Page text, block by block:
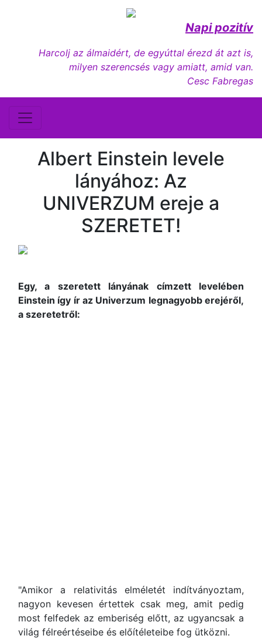
Napi pozitív
Harcolj az álmaidért, de egyúttal érezd át azt is,
milyen szerencsés vagy amiatt, amid van.
Cesc Fabregas
Albert Einstein levele
lányához: Az
UNIVERZUM ereje a
SZERETET!
Egy, a szeretett lányának címzett levelében
Einstein így ír az Univerzum legnagyobb erejéről,
a szeretetről:
"Amikor a relativitás elméletét indítványoztam,
nagyon kevesen értettek csak meg, amit pedig
most felfedek az emberiség előtt, az ugyancsak a
világ félreértéseibe és előítéleteibe fog ütközni.